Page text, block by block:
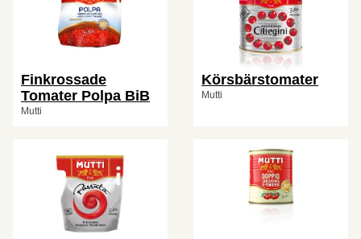
Finkrossade
Tomater Polpa BiB
Mutti
Körsbärstomater
Mutti